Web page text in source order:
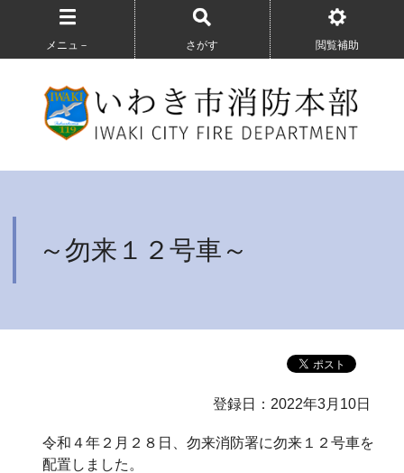
メニュ－ さがす 閲覧補助
～勿来１２号車～
登録日：2022年3月10日
令和４年２月２８日、勿来消防署に勿来１２号車を
配置しました。